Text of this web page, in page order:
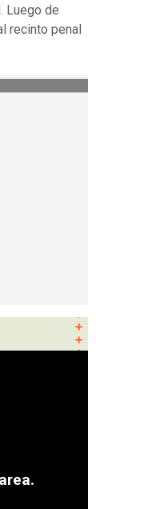
Luego de
recinto penal